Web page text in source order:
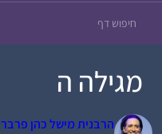
מגילה ה
הרבנית מישל כהן פרבר